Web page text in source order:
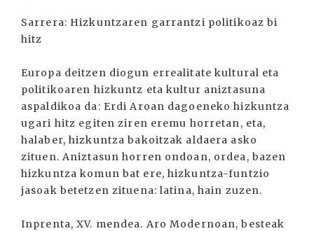
Sarrera: Hizkuntzaren garrantzi politikoaz bi
hitz
Europa deitzen diogun errealitate kultural eta
politikoaren hizkuntz eta kultur aniztasuna
aspaldikoa da: Erdi Aroan dagoeneko hizkuntza
ugari hitz egiten ziren eremu horretan, eta,
halaber, hizkuntza bakoitzak aldaera asko
zituen. Aniztasun horren ondoan, ordea, bazen
hizkuntza komun bat ere, hizkuntza-funtzio
jasoak betetzen zituena: latina, hain zuzen.
Inprenta, XV. mendea. Aro Modernoan, besteak